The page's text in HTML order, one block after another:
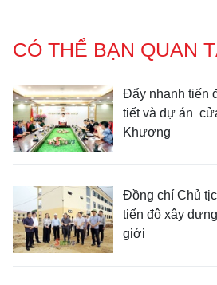
CÓ THỂ BẠN QUAN
Đẩy nhanh tiến
tiết và dự án
Khương
Đồng chí Chủ
tiến độ xây
giới